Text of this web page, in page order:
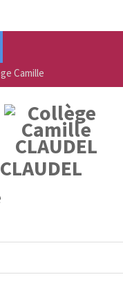
Camille
Bureau
Année